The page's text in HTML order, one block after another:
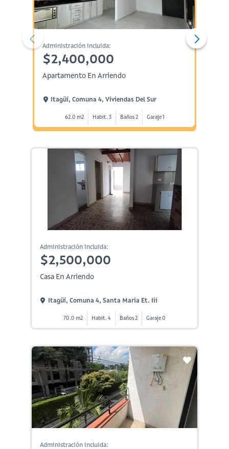
Administración incluida:
$2,400,000
Apartamento En Arriendo
Itagüí, Comuna 4, Viviendas Del Sur
62.0 m2 Habit. 3 Baños 2 Garaje 1
Administración incluida:
$2,500,000
Casa En Arriendo
Itagüí, Comuna 4, Santa Maria Et. Iii
70.0 m2 Habit. 4 Baños 2 Garaje 0
Administración incluida: